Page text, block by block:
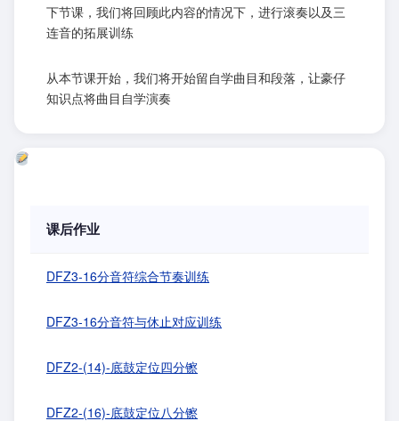
下节课，我们将回顾此内容的情况下，进行滚奏以及三
连音的拓展训练
从本节课开始，我们将开始留自学曲目和段落，让豪仔
知识点将曲目自学演奏
课后作业
DFZ3-16分音符综合节奏训练
DFZ3-16分音符与休止对应训练
DFZ2-(14)-底鼓定位四分镲
DFZ2-(16)-底鼓定位八分镲